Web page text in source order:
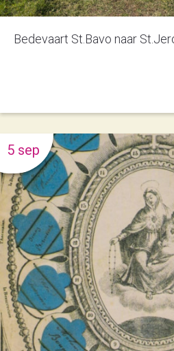
Bedevaart St.Bavo naar
5 sep